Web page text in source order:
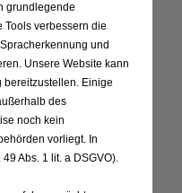
grundlegende
Tools verbessern die
und
Unsere Website kann
bereitzustellen. Einige
des
noch kein
vorliegt. In
Abs. 1 lit. a DSGVO).